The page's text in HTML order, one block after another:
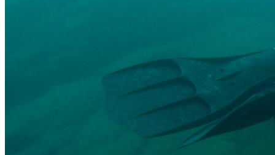
umgezogen und wie gewohnt
https://www.sidemount-
erreichbar.
Das alte Forum hier existiert